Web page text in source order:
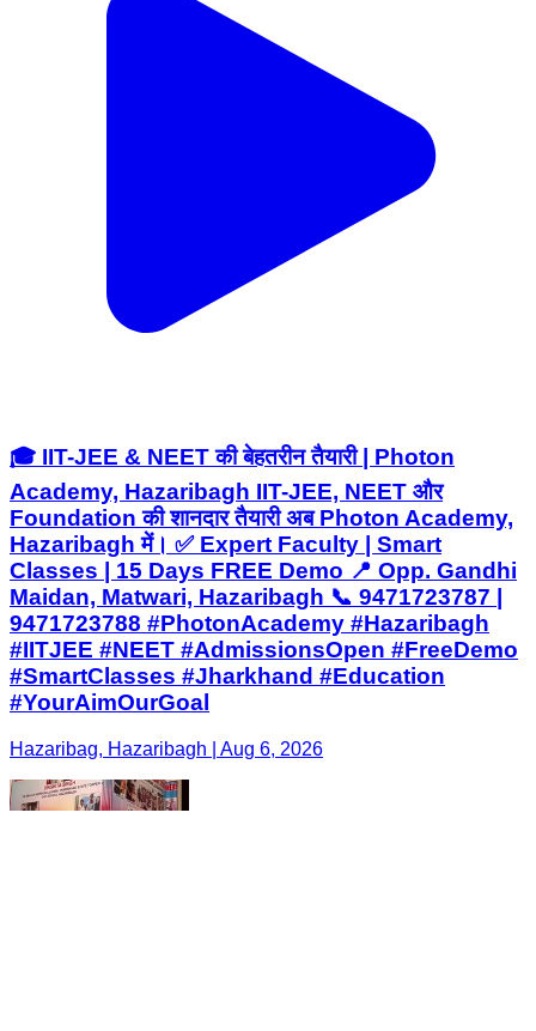
🎓 IIT-JEE & NEET की बेहतरीन तैयारी | Photon
Academy, Hazaribagh IIT-JEE, NEET और
Foundation की शानदार तैयारी अब Photon Academy,
Hazaribagh में। ✅ Expert Faculty | Smart
Classes | 15 Days FREE Demo 📍 Opp. Gandhi
Maidan, Matwari, Hazaribagh 📞 9471723787 |
9471723788 #PhotonAcademy #Hazaribagh
#IITJEE #NEET #AdmissionsOpen #FreeDemo
#SmartClasses #Jharkhand #Education
#YourAimOurGoal
Hazaribag, Hazaribagh | Aug 6, 2026